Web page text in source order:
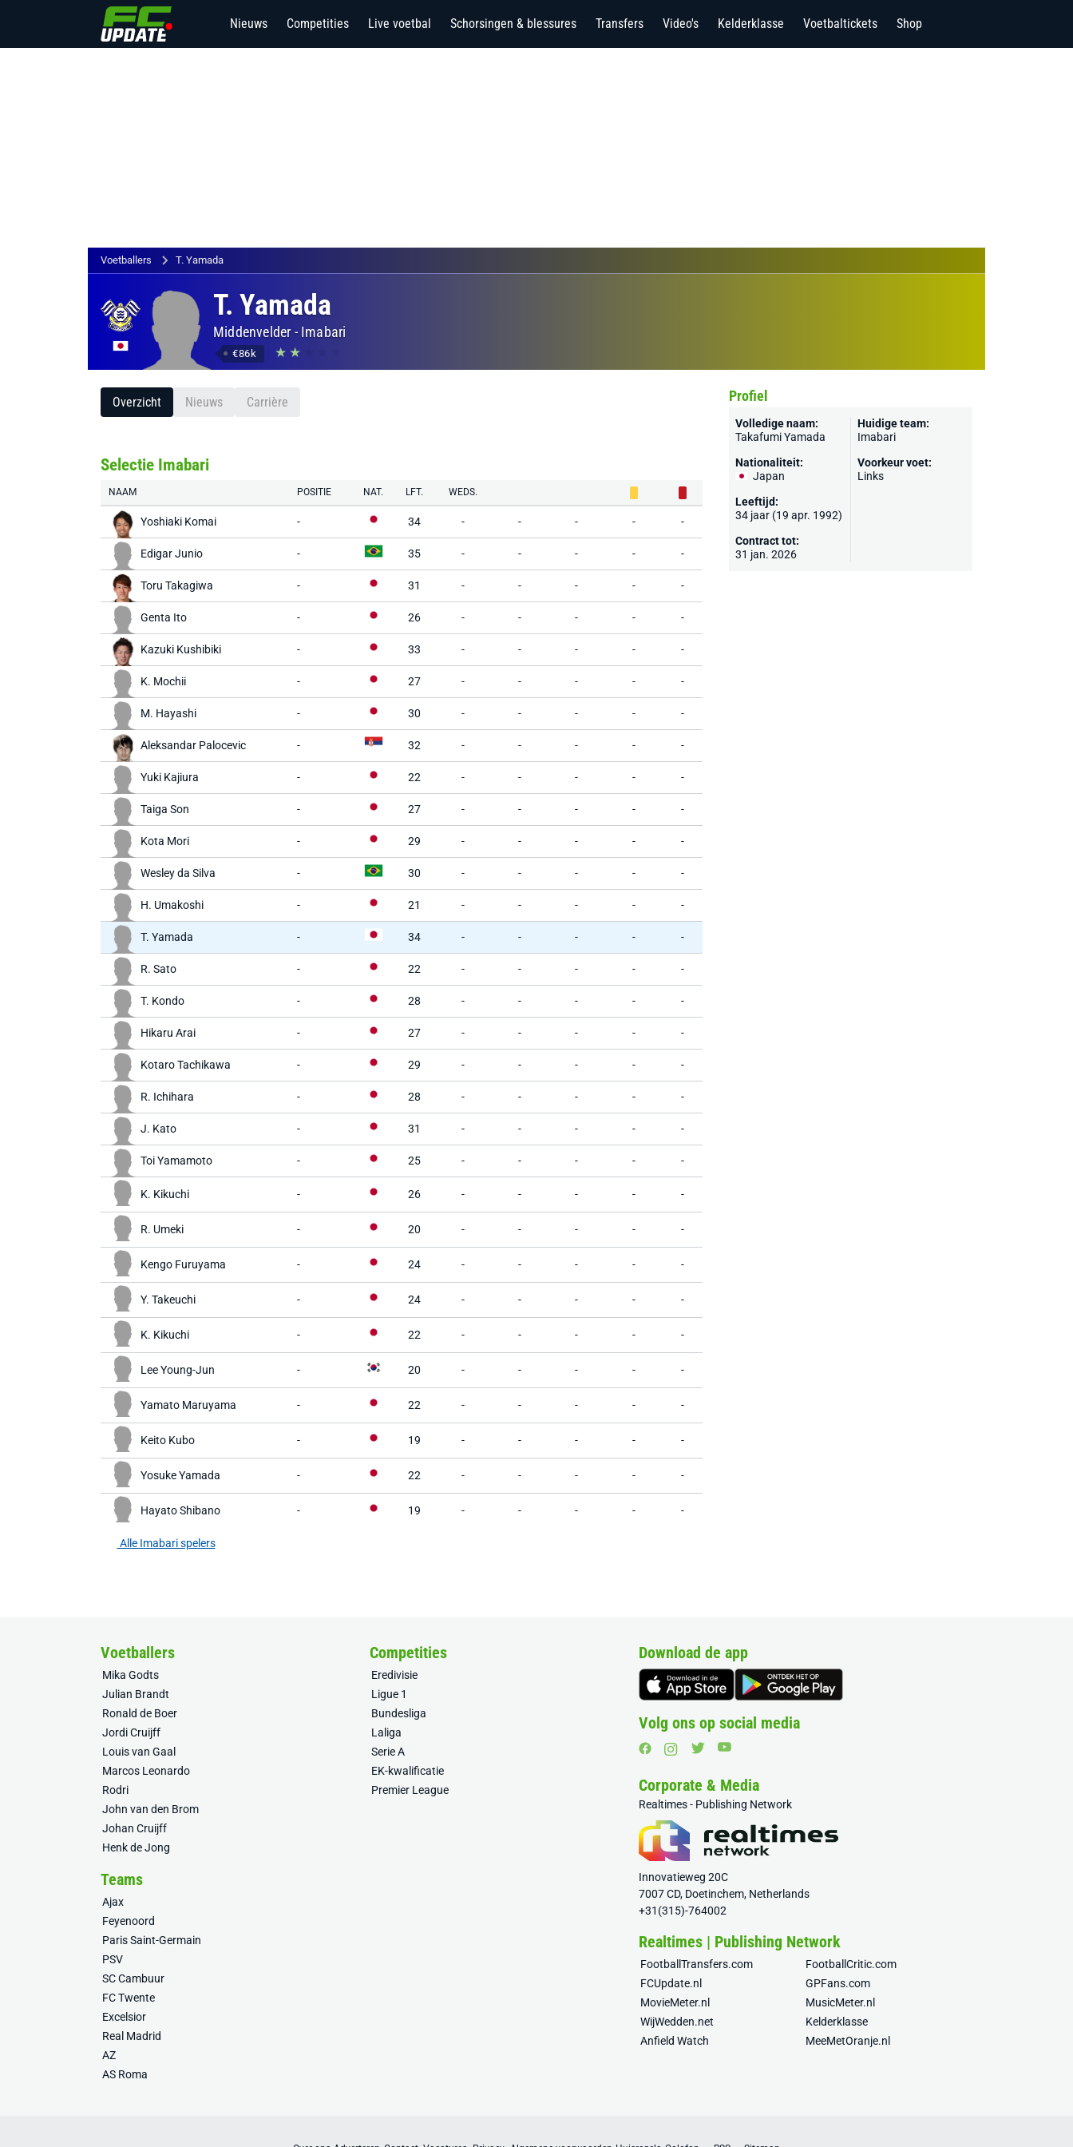
Nieuws Competities Live voetbal Schorsingen & blessures Transfers Video's Kelderklasse Voetbaltickets Shop
Voetballers T. Yamada
T. Yamada
Middenvelder - Imabari
€86k
Overzicht Nieuws Carrière
Selectie Imabari
NAAM POSITIE NAT. LFT. WEDS.
Yoshiaki Komai - 34 - - - - -
Edigar Junio - 35 - - - - -
Toru Takagiwa - 31 - - - - -
Genta Ito - 26 - - - - -
Kazuki Kushibiki - 33 - - - - -
K. Mochii - 27 - - - - -
M. Hayashi - 30 - - - - -
Aleksandar Palocevic - 32 - - - - -
Yuki Kajiura - 22 - - - - -
Taiga Son - 27 - - - - -
Kota Mori - 29 - - - - -
Wesley da Silva - 30 - - - - -
H. Umakoshi - 21 - - - - -
T. Yamada - 34 - - - - -
R. Sato - 22 - - - - -
T. Kondo - 28 - - - - -
Hikaru Arai - 27 - - - - -
Kotaro Tachikawa - 29 - - - - -
R. Ichihara - 28 - - - - -
J. Kato - 31 - - - - -
Toi Yamamoto - 25 - - - - -
K. Kikuchi - 26 - - - - -
R. Umeki - 20 - - - - -
Kengo Furuyama - 24 - - - - -
Y. Takeuchi - 24 - - - - -
K. Kikuchi - 22 - - - - -
Lee Young-Jun - 20 - - - - -
Yamato Maruyama - 22 - - - - -
Keito Kubo - 19 - - - - -
Yosuke Yamada - 22 - - - - -
Hayato Shibano - 19 - - - - -
Alle Imabari spelers
Profiel
Volledige naam:
Takafumi Yamada
Nationaliteit:
Japan
Leeftijd:
34 jaar (19 apr. 1992)
Contract tot:
31 jan. 2026
Huidige team:
Imabari
Voorkeur voet:
Links
Voetballers
Mika Godts
Julian Brandt
Ronald de Boer
Jordi Cruijff
Louis van Gaal
Marcos Leonardo
Rodri
John van den Brom
Johan Cruijff
Henk de Jong
Competities
Eredivisie
Ligue 1
Bundesliga
Laliga
Serie A
EK-kwalificatie
Premier League
Teams
Ajax
Feyenoord
Paris Saint-Germain
PSV
SC Cambuur
FC Twente
Excelsior
Real Madrid
AZ
AS Roma
Download de app
Volg ons op social media
Corporate & Media
Realtimes - Publishing Network
Innovatieweg 20C
7007 CD, Doetinchem, Netherlands
+31(315)-764002
Realtimes | Publishing Network
FootballTransfers.com
FootballCritic.com
FCUpdate.nl
GPFans.com
MovieMeter.nl
MusicMeter.nl
WijWedden.net
Kelderklasse
Anfield Watch
MeeMetOranje.nl